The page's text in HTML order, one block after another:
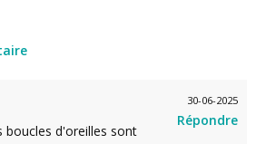
30-06-2025
Répondre
d'oreilles sont